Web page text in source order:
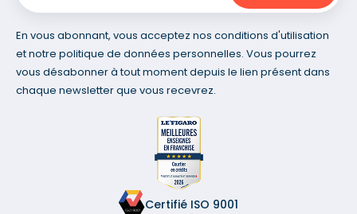
En vous abonnant, vous acceptez nos conditions d'utilisation
et notre politique de données personnelles. Vous pourrez
vous désabonner à tout moment depuis le lien présent dans
chaque newsletter que vous recevrez.
Certifié ISO 9001